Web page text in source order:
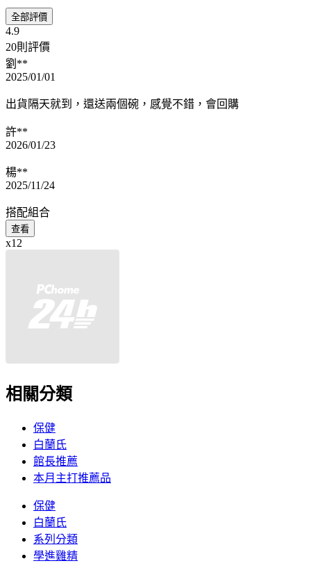
全部評價
4.9
20則評價
劉**
2025/01/01
出貨隔天就到，還送兩個碗，感覺不錯，會回購
許**
2026/01/23
楊**
2025/11/24
搭配組合
查看
x12
相關分類
保健
白蘭氏
館長推薦
本月主打推薦品
保健
白蘭氏
系列分類
學進雞精